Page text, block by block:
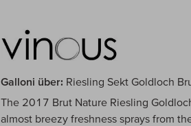
Galloni über: Riesling Sekt Goldloch
The 2017 Brut Nature Riesling
almost breezy freshness sprays from